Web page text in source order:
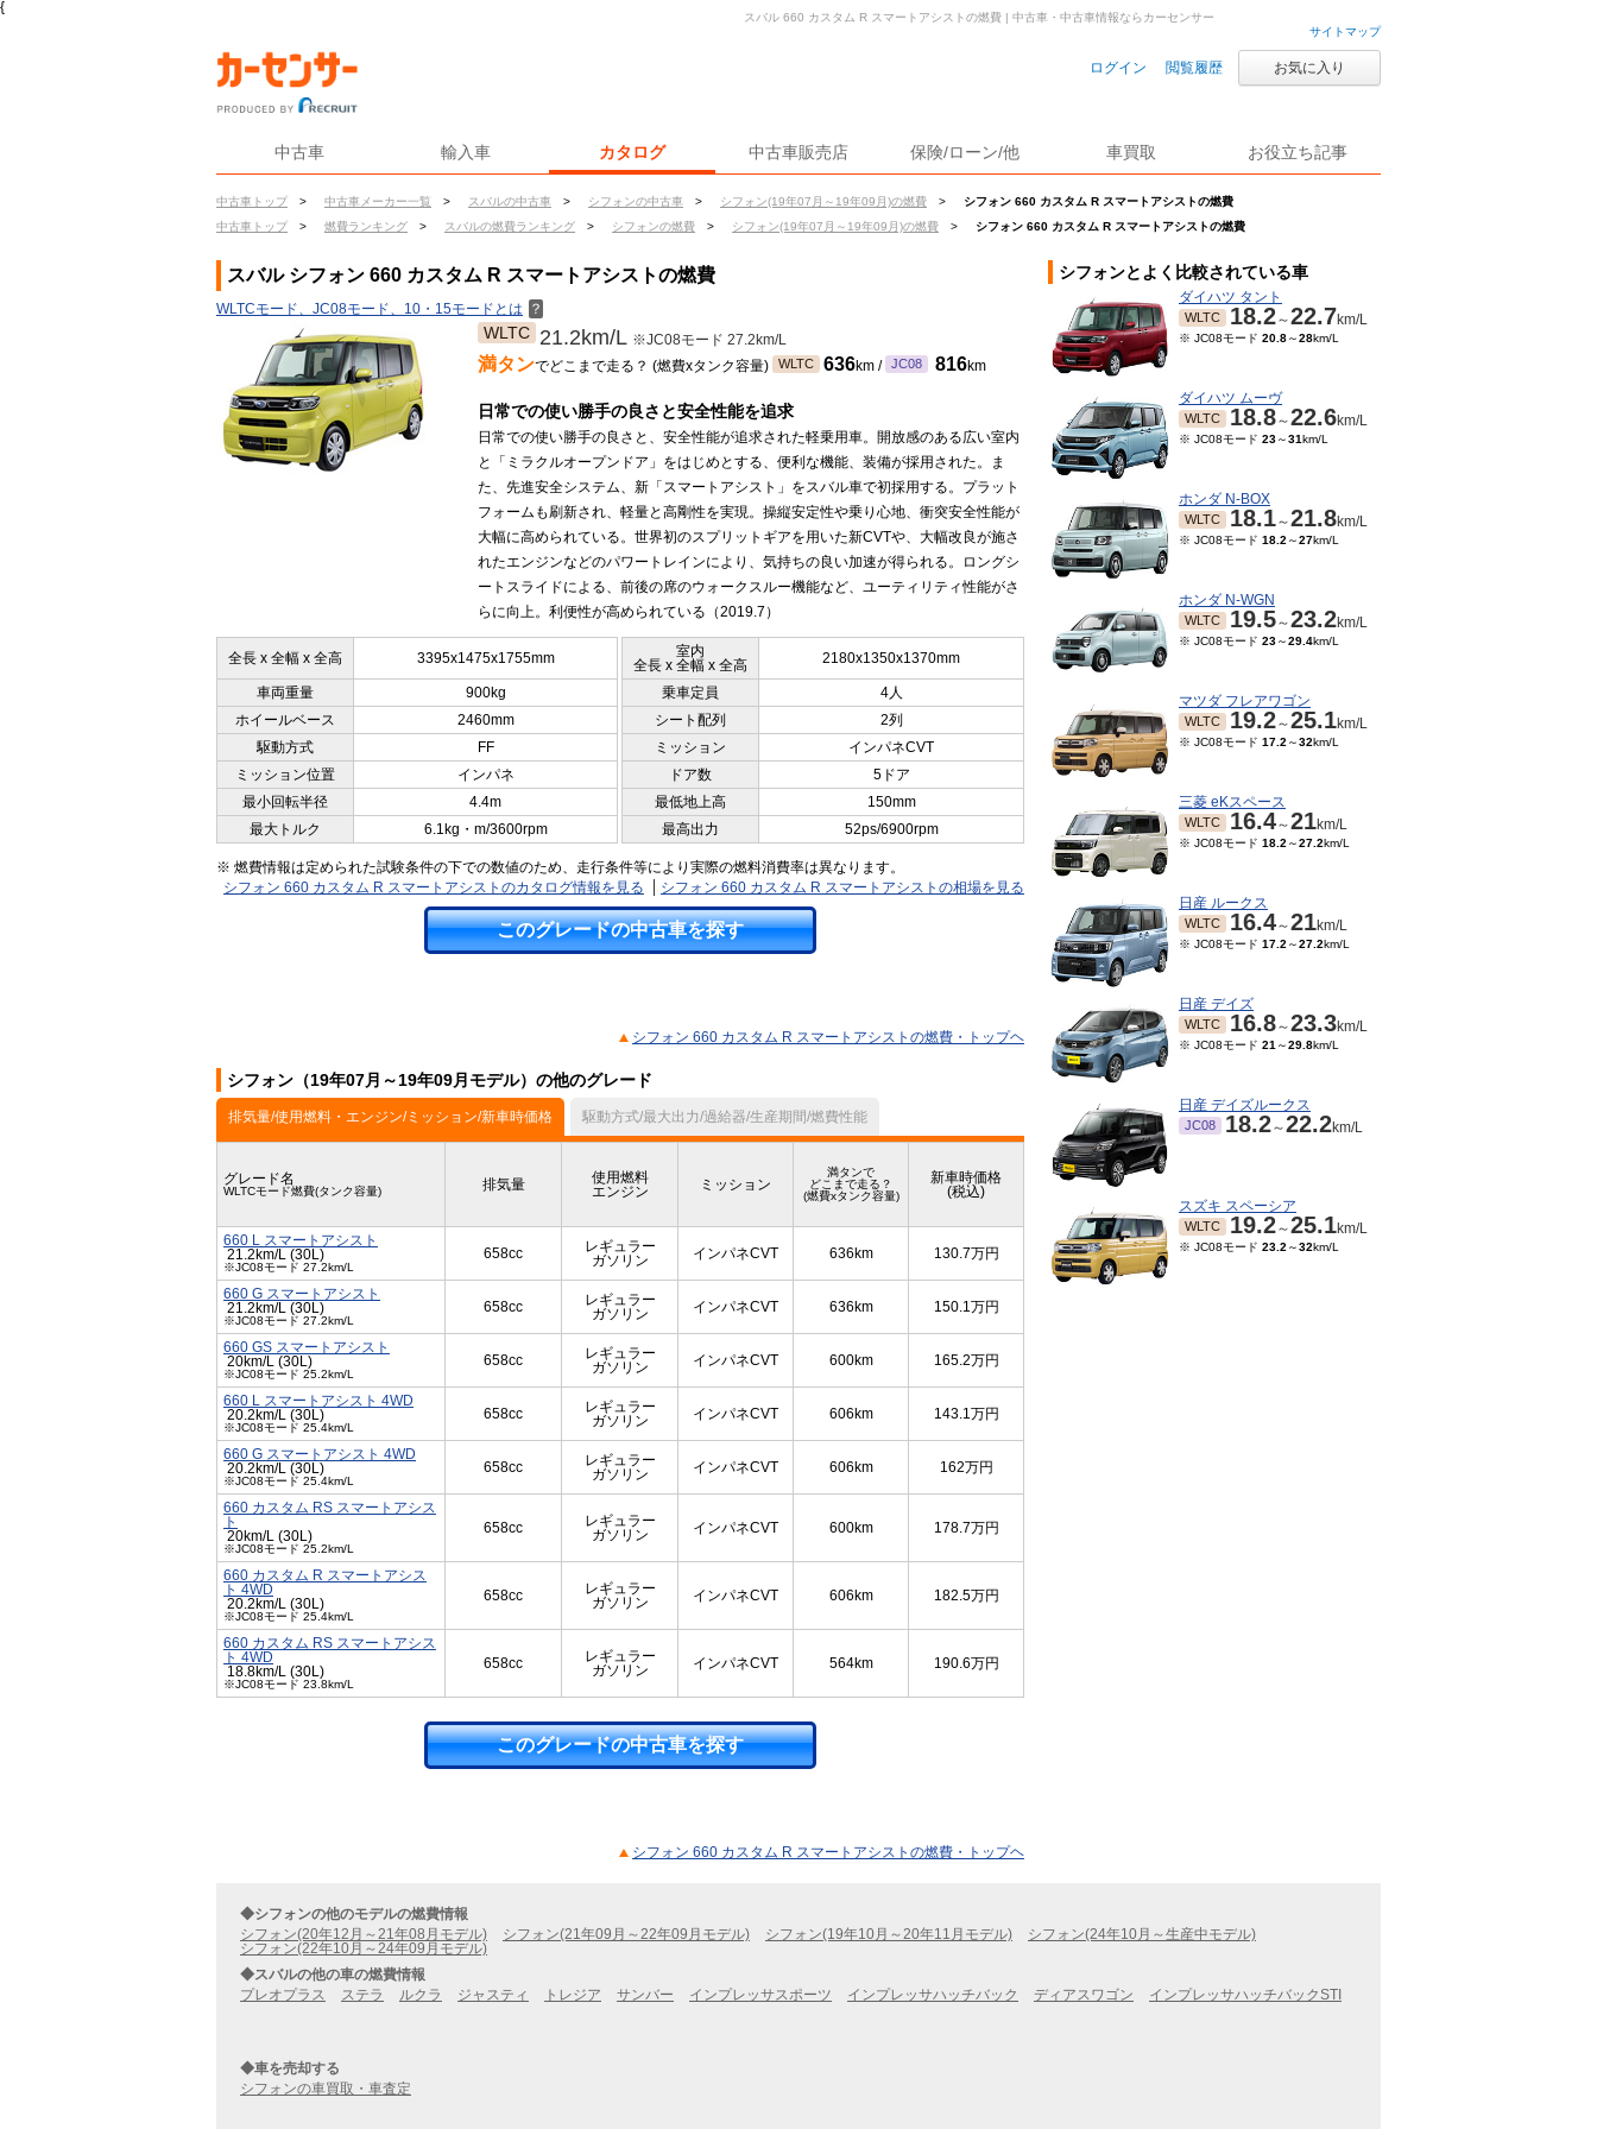
{
サイトマップ
ログイン 閲覧履歴 お気に入り
中古車 輸入車 カタログ 中古車販売店 保険/ローン/他 車買取 お役立ち記事
中古車トップ > 中古車メーカー一覧 > スバルの中古車 > シフォンの中古車 > シフォン(19年07月～19年09月)の燃費 >
シフォン 660 カスタム R スマートアシストの燃費
中古車トップ
> 燃費ランキング > スバルの燃費ランキング > シフォンの燃費 > シフォン(19年07月～19年09月)の燃費 > シフォン 660 カスタム R スマートアシストの燃費
スバル 660 カスタム R スマートアシストの燃費 | 中古車・中古車情報ならカーセンサー
スバル シフォン 660 カスタム R スマートアシストの燃費
WLTCモード、JC08モード、10・15モードとは ？
WLTC 21.2km/L ※JC08モード 27.2km/L
満タンでどこまで走る？ (燃費xタンク容量) WLTC 636km / JC08 816km
日常での使い勝手の良さと安全性能を追求
日常での使い勝手の良さと、安全性能が追求された軽乗用車。開放感のある広い室内
と「ミラクルオープンドア」をはじめとする、便利な機能、装備が採用された。ま
た、先進安全システム、新「スマートアシスト」をスバル車で初採用する。プラット
フォームも刷新され、軽量と高剛性を実現。操縦安定性や乗り心地、衝突安全性能が
大幅に高められている。世界初のスプリットギアを用いた新CVTや、大幅改良が施さ
れたエンジンなどのパワートレインにより、気持ちの良い加速が得られる。ロングシ
ートスライドによる、前後の席のウォークスルー機能など、ユーティリティ性能がさ
らに向上。利便性が高められている（2019.7）
全長 x 全幅 x 全高 3395x1475x1755mm
室内
全長 x 全幅 x 全高
2180x1350x1370mm
車両重量 900kg 乗車定員
4人
ホイールベース
2460mm シート配列
2列
駆動方式
FF ミッション
インパネCVT
ミッション位置
インパネ ドア数
5ドア
最小回転半径
4.4m 最低地上高
150mm
最大トルク
6.1kg・m/3600rpm 最高出力 52ps/6900rpm
※ 燃費情報は定められた試験条件の下での数値のため、走行条件等により実際の燃料消費率は異なります。
シフォン 660 カスタム R スマートアシストのカタログ情報を見る
シフォン 660 カスタム R スマートアシストの相場を見る
このグレードの中古車を探す
シフォン 660 カスタム R スマートアシストの燃費・トップヘ
シフォン（19年07月～19年09月モデル）の他のグレード
排気量/使用燃料・エンジン/ミッション/新車時価格 駆動方式/最大出力/過給器/生産期間/燃費性能
グレード名
WLTCモード燃費(タンク容量) 排気量
使用燃料
エンジン
ミッション
満タンで
どこまで走る？
(燃費xタンク容量)
新車時価格
(税込)
660 L スマートアシスト
21.2km/L (30L)
※JC08モード 27.2km/L
658cc
レギュラー
ガソリン
インパネCVT 636km 130.7万円
660 G スマートアシスト
21.2km/L (30L)
※JC08モード 27.2km/L
658cc
レギュラー
ガソリン
インパネCVT 636km 150.1万円
660 GS スマートアシスト
20km/L (30L)
※JC08モード 25.2km/L
658cc
レギュラー
ガソリン
インパネCVT 600km 165.2万円
660 L スマートアシスト 4WD
20.2km/L (30L)
※JC08モード 25.4km/L
658cc
レギュラー
ガソリン
インパネCVT 606km 143.1万円
660 G スマートアシスト 4WD
20.2km/L (30L)
※JC08モード 25.4km/L
658cc
レギュラー
ガソリン
インパネCVT 606km 162万円
660 カスタム RS スマートアシス
ト
20km/L (30L)
※JC08モード 25.2km/L
658cc
レギュラー
ガソリン
インパネCVT 600km 178.7万円
660 カスタム R スマートアシス
ト 4WD
20.2km/L (30L)
※JC08モード 25.4km/L
658cc
レギュラー
ガソリン
インパネCVT 606km 182.5万円
660 カスタム RS スマートアシス
ト 4WD
18.8km/L (30L)
※JC08モード 23.8km/L
658cc
レギュラー
ガソリン
インパネCVT 564km 190.6万円
このグレードの中古車を探す
シフォン 660 カスタム R スマートアシストの燃費・トップヘ
シフォンとよく比較されている車
ダイハツ タント
WLTC 18.2～22.7km/L
※ JC08モード 20.8～28km/L
ダイハツ ムーヴ
WLTC 18.8～22.6km/L
※ JC08モード 23～31km/L
ホンダ N-BOX
WLTC 18.1～21.8km/L
※ JC08モード 18.2 ～27km/L
ホンダ N-WGN
WLTC 19.5～23.2km/L
※ JC08モード 23～29.4km/L
マツダ フレアワゴン
WLTC 19.2～25.1km/L
※ JC08モード 17.2 ～32km/L
三菱 eKスペース
WLTC 16.4～21km/L
※ JC08モード 18.2 ～27.2km/L
日産 ルークス
WLTC 16.4～21km/L
※ JC08モード 17.2 ～27.2km/L
日産 デイズ
WLTC 16.8～23.3km/L
※ JC08モード 21 ～29.8km/L
日産 デイズルークス
JC08 18.2～22.2km/L
スズキ スペーシア
WLTC 19.2～25.1km/L
※ JC08モード 23.2 ～32km/L
◆シフォンの他のモデルの燃費情報
シフォン(20年12月～21年08月モデル)
シフォン(21年09月～22年09月モデル) シフォン(19年10月～20年11月モデル)
シフォン(24年10月～生産中モデル)
シフォン(22年10月～24年09月モデル)
◆スバルの他の車の燃費情報
プレオプラス
ステラ ルクラ ジャスティ トレジア サンバー インプレッサスポーツ インプレッサハッチバック ディアスワゴン インプレッサハッチバックSTI
◆車を売却する
シフォンの車買取・車査定